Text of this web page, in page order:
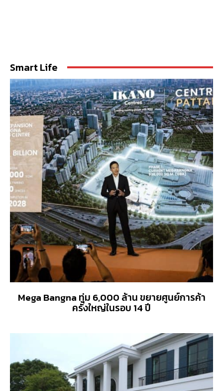
Smart Life
Mega Bangna ทุ่ม 6,000 ล้าน ขยายศูนย์การค้า
ครั้งใหญ่ในรอบ 14 ปี